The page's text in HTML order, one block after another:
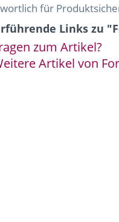
für
Links zu
zum Artikel?
Artikel von